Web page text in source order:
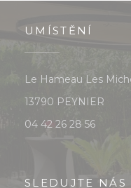
UMÍSTĚNÍ
Le Hameau Les
13790 PEYNIER
04 42 26 28 56
SLEDUJTE NÁS